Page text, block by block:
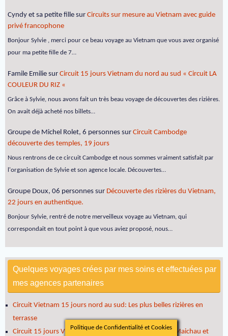
Cyndy et sa petite fille sur Circuits sur mesure au Vietnam avec guide
privé francophone
Bonjour Sylvie , merci pour ce beau voyage au Vietnam que vous avez organisé
pour ma petite fille de 7…
Famile Emilie sur Circuit 15 jours Vietnam du nord au sud « Circuit LA
COULEUR DU RIZ «
Grâce à Sylvie, nous avons fait un très beau voyage de découvertes des rizières.
On avait déjà acheté nos billets…
Groupe de Michel Rolet, 6 personnes sur Circuit Cambodge
découverte des temples, 19 jours
Nous rentrons de ce circuit Cambodge et nous sommes vraiment satisfait par
l'organisation de Sylvie et son agence locale. Découvertes…
Groupe Doux, 06 personnes sur Découverte des rizières du Vietnam,
22 jours en authentique.
Bonjour Sylvie, rentré de notre merveilleux voyage au Vietnam, qui
correspondait en tout point à que vous aviez proposé, nous…
Quelques voyages crées par mes soins et effectuées par
mes agences partenaires
Circuit Vietnam 15 jours nord au sud: Les plus belles rizières en
terrasse
Circuit 15 jours Vietnam nord au sud avec Ethnies de Maichau et
Politique de Confidentialité et Cookies